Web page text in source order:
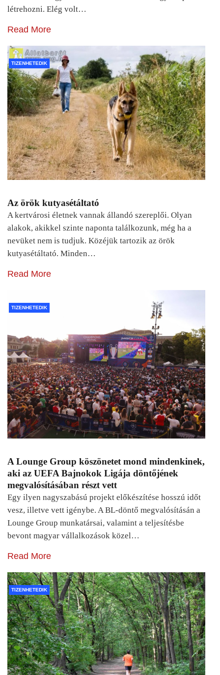
létrehozni. Elég volt…
Read More
TIZENHETEDIK
Az örök kutyasétáltató
A kertvárosi életnek vannak állandó szereplői. Olyan
alakok, akikkel szinte naponta találkozunk, még ha a
nevüket nem is tudjuk. Közéjük tartozik az örök
kutyasétáltató. Minden…
Read More
TIZENHETEDIK
A Lounge Group köszönetet mond mindenkinek,
aki az UEFA Bajnokok Ligája döntőjének
megvalósításában részt vett
Egy ilyen nagyszabású projekt előkészítése hosszú időt
vesz, illetve vett igénybe. A BL-döntő megvalósításán a
Lounge Group munkatársai, valamint a teljesítésbe
bevont magyar vállalkozások közel…
Read More
TIZENHETEDIK